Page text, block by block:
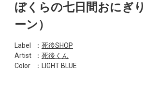
ぼくらの七日間おにぎ
ーン）
Label ： 死後SHOP
Artist
： 死後くん
Color
：LIGHT BLUE